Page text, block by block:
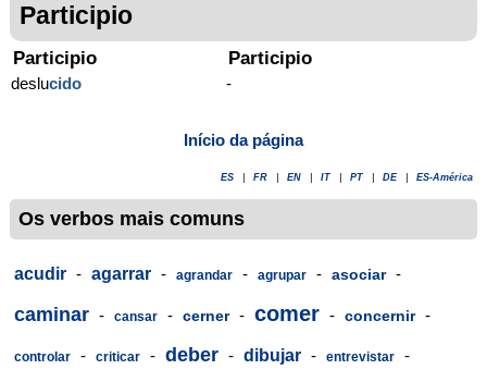
Participio
Participio
deslucido
Participio
-
Início da página
ES FR EN IT PT DE ES-América
Os verbos mais comuns
acudir - agarrar - agrandar - agrupar - asociar -
caminar - cansar - cerner - comer - concernir -
controlar - criticar - deber - dibujar - entrevistar -